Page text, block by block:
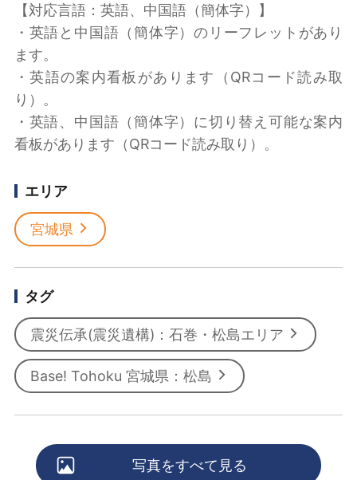
【対応言語：英語、中国語（簡体字）】
・英語と中国語（簡体字）のリーフレットがあり
ます。
・英語の案内看板があります（QRコード読み取
り）。
・英語、中国語（簡体字）に切り替え可能な案内
看板があります（QRコード読み取り）。
エリア
宮城県
タグ
震災伝承(震災遺構)：石巻・松島エリア
Base! Tohoku 宮城県：松島
写真をすべて見る